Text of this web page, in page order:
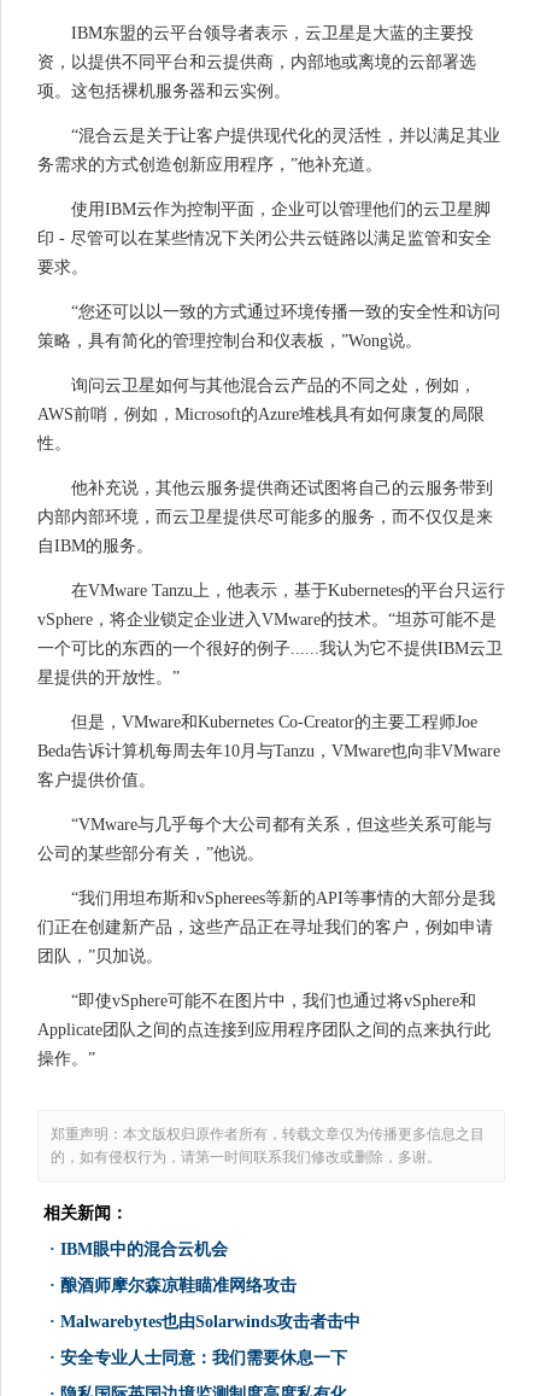
IBM东盟的云平台领导者表示，云卫星是大蓝的主要投
资，以提供不同平台和云提供商，内部地或离境的云部署选
项。这包括裸机服务器和云实例。
“混合云是关于让客户提供现代化的灵活性，并以满足其业
务需求的方式创造创新应用程序，”他补充道。
使用IBM云作为控制平面，企业可以管理他们的云卫星脚
印 - 尽管可以在某些情况下关闭公共云链路以满足监管和安全
要求。
“您还可以以一致的方式通过环境传播一致的安全性和访问
策略，具有简化的管理控制台和仪表板，”Wong说。
询问云卫星如何与其他混合云产品的不同之处，例如，
AWS前哨，例如，Microsoft的Azure堆栈具有如何康复的局限
性。
他补充说，其他云服务提供商还试图将自己的云服务带到
内部内部环境，而云卫星提供尽可能多的服务，而不仅仅是来
自IBM的服务。
在VMware Tanzu上，他表示，基于Kubernetes的平台只运行
vSphere，将企业锁定企业进入VMware的技术。“坦苏可能不是
一个可比的东西的一个很好的例子......我认为它不提供IBM云卫
星提供的开放性。”
但是，VMware和Kubernetes Co-Creator的主要工程师Joe
Beda告诉计算机每周去年10月与Tanzu，VMware也向非VMware
客户提供价值。
“VMware与几乎每个大公司都有关系，但这些关系可能与
公司的某些部分有关，”他说。
“我们用坦布斯和vSpherees等新的API等事情的大部分是我
们正在创建新产品，这些产品正在寻址我们的客户，例如申请
团队，”贝加说。
“即使vSphere可能不在图片中，我们也通过将vSphere和
Applicate团队之间的点连接到应用程序团队之间的点来执行此
操作。”
郑重声明：本文版权归原作者所有，转载文章仅为传播更多信息之目
的，如有侵权行为，请第一时间联系我们修改或删除，多谢。
相关新闻：
· IBM眼中的混合云机会
· 酿酒师摩尔森凉鞋瞄准网络攻击
· Malwarebytes也由Solarwinds攻击者击中
· 安全专业人士同意：我们需要休息一下